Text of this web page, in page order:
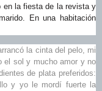
en la fiesta de la revista y
En una habitación
la cinta del pelo, mi
el sol y mucho amor y no
de plata preferidos:
y yo le mordí fuerte la